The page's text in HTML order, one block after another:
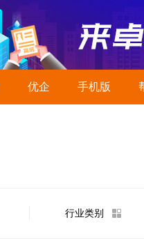
优企 手机版
行业类别